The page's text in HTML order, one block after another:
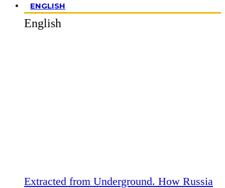
ENGLISH
English
Extracted from Underground. How Russia